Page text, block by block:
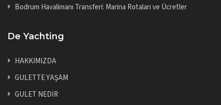
Bodrum Havalimanı Transferi: Marina Rotaları ve Ücretler
De Yachting
HAKKIMIZDA
GULETTE YAŞAM
GULET NEDİR